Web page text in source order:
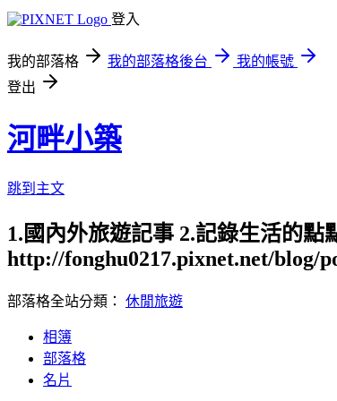
登入
我的部落格 我的部落格後台
我的帳號
登出
河畔小築
跳到主文
1.國內外旅遊記事 2.記錄生活的
http://fonghu0217.pixnet.net/blog/
部落格全站分類： 休閒旅遊
相簿
部落格
名片